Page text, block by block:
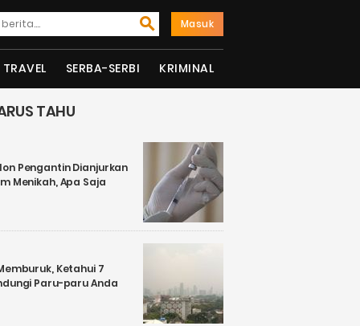
Masuk
TRAVEL SERBA-SERBI KRIMINAL
TAHU
Pengantin Dianjurkan
Menikah, Apa Saja
Ketahui 7
Paru-paru Anda